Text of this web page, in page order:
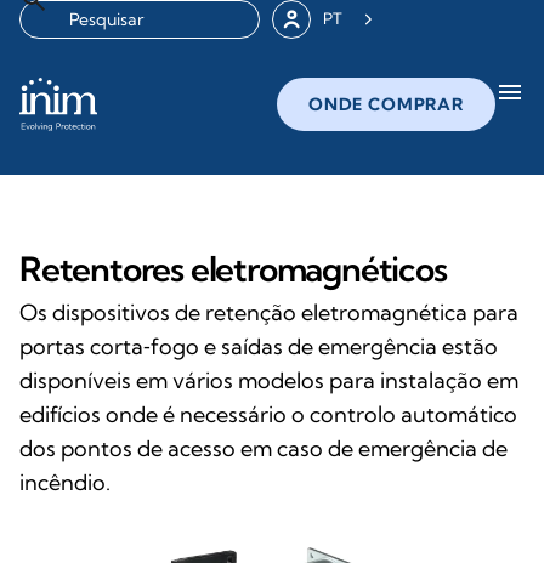
PT
ONDE COMPRAR menu
Retentores eletromagnéticos
Os dispositivos de retenção eletromagnética para
portas corta‑fogo e saídas de emergência estão
disponíveis em vários modelos para instalação em
edifícios onde é necessário o controlo automático
dos pontos de acesso em caso de emergência de
incêndio.